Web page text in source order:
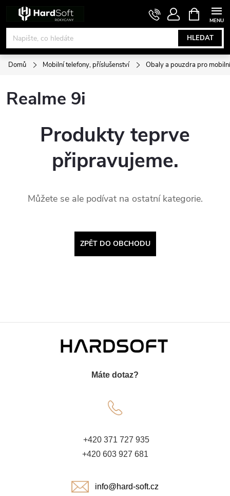
obsah
HLEDAT
NÁKUPNÍ
KOŠÍK
Domů Mobilní telefony, příslušenství Obaly a pouzdra pro
Realme 9i
Produkty teprve
připravujeme.
Můžete se ale podívat na ostatní kategorie.
ZPĚT DO OBCHODU
Máte dotaz?
+420 371 727 935
+420 603 927 681
info@hard-soft.cz